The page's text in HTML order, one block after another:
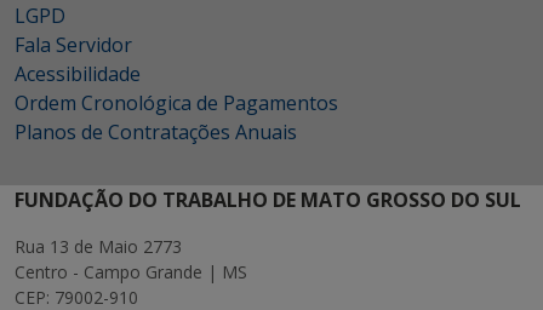
LGPD
Fala Servidor
Acessibilidade
Ordem Cronológica de Pagamentos
Planos de Contratações Anuais
FUNDAÇÃO DO TRABALHO DE MATO GROSSO DO SUL
Rua 13 de Maio 2773
Centro - Campo Grande | MS
CEP: 79002-910